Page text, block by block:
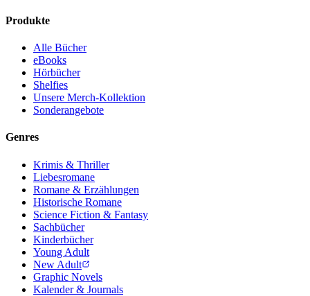
Produkte
Alle Bücher
eBooks
Hörbücher
Shelfies
Unsere Merch-Kollektion
Sonderangebote
Genres
Krimis & Thriller
Liebesromane
Romane & Erzählungen
Historische Romane
Science Fiction & Fantasy
Sachbücher
Kinderbücher
Young Adult
New Adult
Graphic Novels
Kalender & Journals